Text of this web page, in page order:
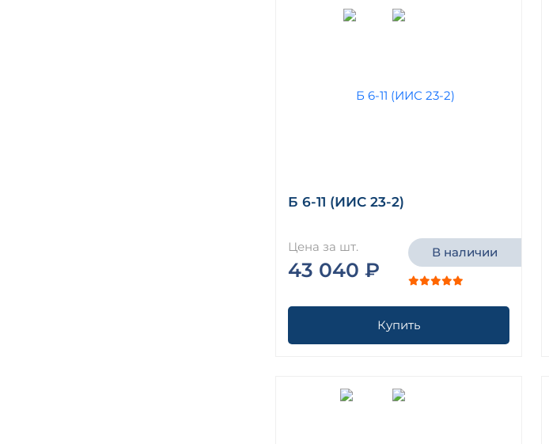
Б 6-11 (ИИС 23-2)
Цена за шт.
43 040 ₽
В наличии
Купить